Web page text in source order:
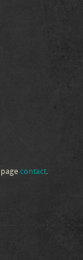
contact.